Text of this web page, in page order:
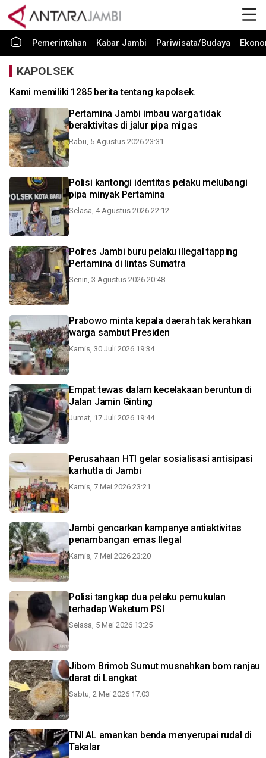
Pemerintahan Kabar Jambi Pariwisata/Budaya
KAPOLSEK
Kami memiliki 1285 berita tentang kapolsek.
Pertamina Jambi imbau warga tidak
beraktivitas di jalur pipa migas
Rabu, 5 Agustus 2026 23:31
Polisi kantongi identitas pelaku melubangi
pipa minyak Pertamina
Selasa, 4 Agustus 2026 22:12
Polres Jambi buru pelaku illegal tapping
Pertamina di lintas Sumatra
Senin, 3 Agustus 2026 20:48
Prabowo minta kepala daerah tak kerahkan
warga sambut Presiden
Kamis, 30 Juli 2026 19:34
Empat tewas dalam kecelakaan beruntun di
Jalan Jamin Ginting
Jumat, 17 Juli 2026 19:44
Perusahaan HTI gelar sosialisasi antisipasi
karhutla di Jambi
Kamis, 7 Mei 2026 23:21
Jambi gencarkan kampanye antiaktivitas
penambangan emas Ilegal
Kamis, 7 Mei 2026 23:20
Polisi tangkap dua pelaku pemukulan
terhadap Waketum PSI
Selasa, 5 Mei 2026 13:25
Jibom Brimob Sumut musnahkan bom ranjau
darat di Langkat
Sabtu, 2 Mei 2026 17:03
TNI AL amankan benda menyerupai rudal di
Takalar